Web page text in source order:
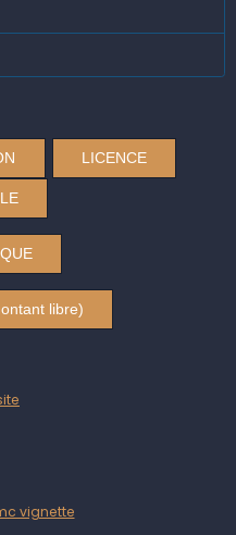
LICENCE
libre)